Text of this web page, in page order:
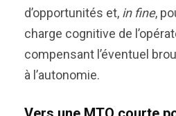
d’opportunités et, in fine,
charge cognitive de
compensant l’éventuel
à l’autonomie.